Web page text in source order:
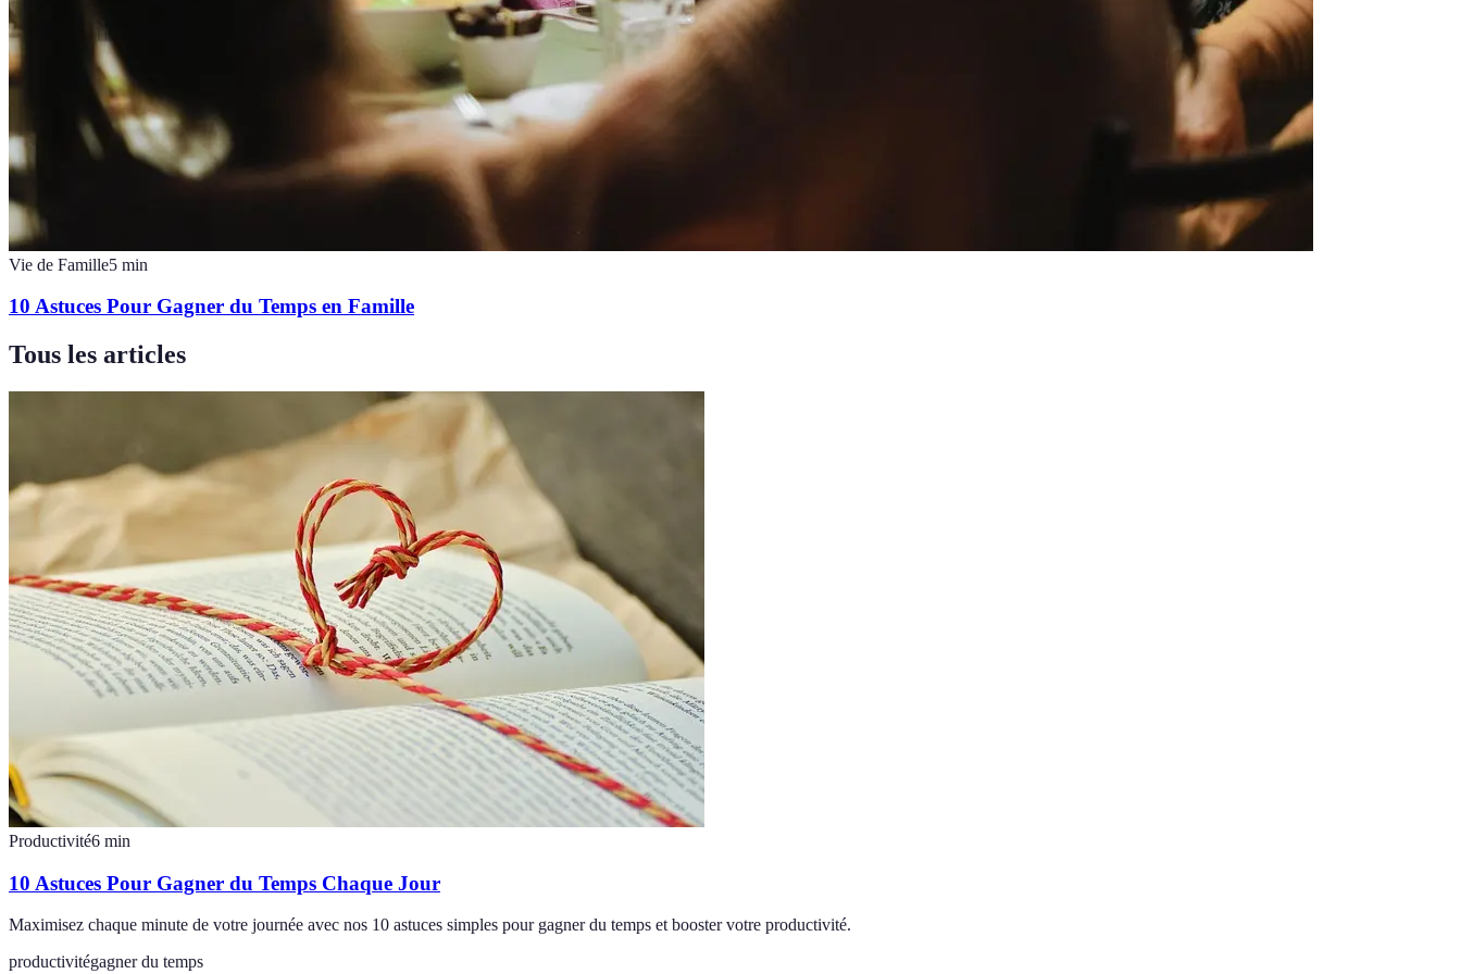
Vie de Famille5 min
10 Astuces Pour Gagner du Temps en Famille
Tous les articles
Productivité6 min
10 Astuces Pour Gagner du Temps Chaque Jour
Maximisez chaque minute de votre journée avec nos 10 astuces simples pour gagner du temps et booster votre productivité.
productivitégagner du temps